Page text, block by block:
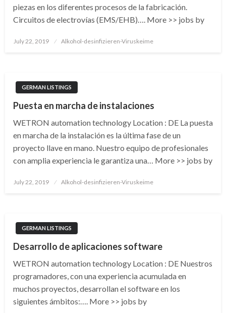
piezas en los diferentes procesos de la fabricación.
Circuitos de electrovías (EMS/EHB)…. More >> jobs by
Posted
July 22, 2019 Alkohol-desinfizieren-Viruskeime
GERMAN LISTINGS
Puesta en marcha de instalaciones
WETRON automation technology Location : DE La puesta
en marcha de la instalación es la última fase de un
proyecto llave en mano. Nuestro equipo de profesionales
con amplia experiencia le garantiza una… More >> jobs by
Posted
July 22, 2019 Alkohol-desinfizieren-Viruskeime
GERMAN LISTINGS
Desarrollo de aplicaciones software
WETRON automation technology Location : DE Nuestros
programadores, con una experiencia acumulada en
muchos proyectos, desarrollan el software en los
siguientes ámbitos:…. More >> jobs by